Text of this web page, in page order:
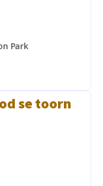
Park
se toorn